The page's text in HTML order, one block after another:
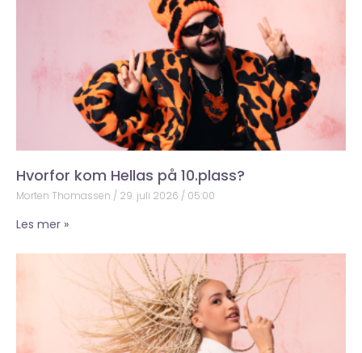
Hvorfor kom Hellas på 10.plass?
Morten Thomassen 29. juli 2026 05:00
Les mer »